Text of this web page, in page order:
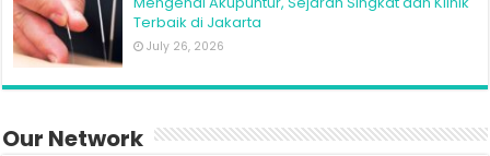
Terbaik di Jakarta
July 26, 2026
Our Network